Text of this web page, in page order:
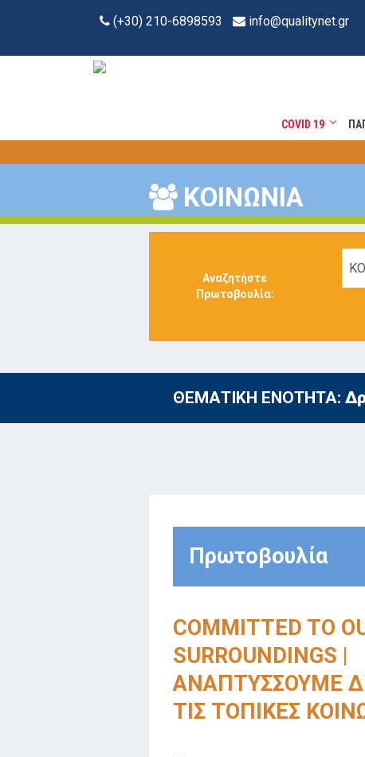
(+30) 210-6898593 info@qualitynet.gr
COVID 19
ΚΟΙΝΩΝΙΑ
Αναζητήστε
Πρωτοβουλία:
ΘΕΜΑΤΙΚΗ ΕΝΟΤΗΤΑ:
Πρωτοβουλία
COMMITTED TO
SURROUNDINGS |
ΑΝΑΠΤΥΣΣΟΥΜΕ
ΤΙΣ ΤΟΠΙΚΕΣ